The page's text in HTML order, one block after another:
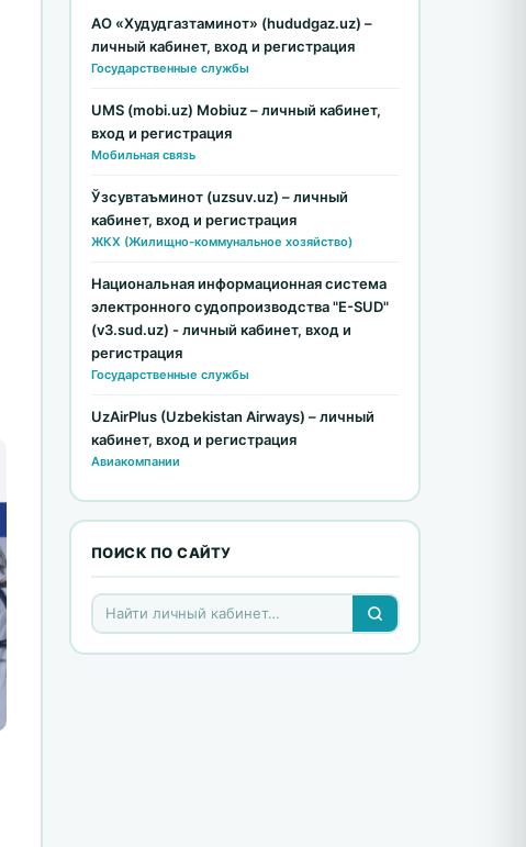
АО «Худудгазтаминот» (hududgaz.uz) –
личный кабинет, вход и регистрация
Государственные службы
UMS (mobi.uz) Mobiuz – личный кабинет,
вход и регистрация
Мобильная связь
Ўзсувтаъминот (uzsuv.uz) – личный
кабинет, вход и регистрация
ЖКХ (Жилищно-коммунальное хозяйство)
Национальная информационная система
электронного судопроизводства "E-SUD"
(v3.sud.uz) - личный кабинет, вход и
регистрация
Государственные службы
UzAirPlus (Uzbekistan Airways) – личный
кабинет, вход и регистрация
Авиакомпании
ПОИСК ПО САЙТУ